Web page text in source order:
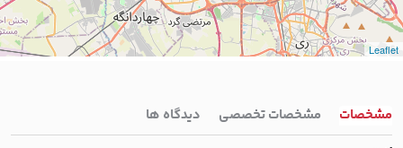
Leaflet
مشخصات مشخصات تخصصی دیدگاه ها